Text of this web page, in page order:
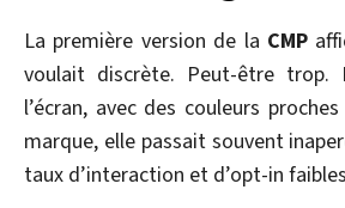
La première version de la CMP
voulait discrète. Peut-être trop.
l’écran, avec des couleurs
marque, elle passait souvent
taux d’interaction et d’opt-in